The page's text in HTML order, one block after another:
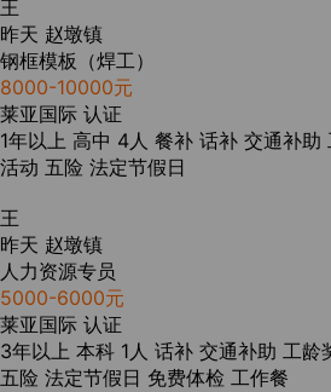
王
昨天 赵墩镇
钢框模板（焊工）
8000-10000元
莱亚国际 认证
1年以上 高中 4人 餐补 话补 交通补助
活动 五险 法定节假日
王
昨天 赵墩镇
人力资源专员
5000-6000元
莱亚国际 认证
3年以上 本科 1人 话补 交通补助 工龄
五险 法定节假日 免费体检 工作餐